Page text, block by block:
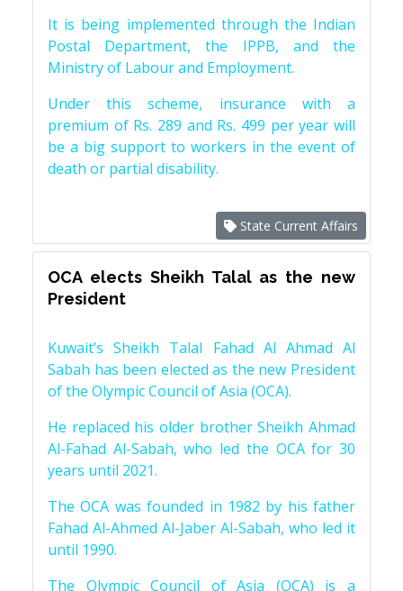
It is being implemented through the Indian
Postal Department, the IPPB, and the
Ministry of Labour and Employment.
Under this scheme, insurance with a
premium of Rs. 289 and Rs. 499 per year will
be a big support to workers in the event of
death or partial disability.
State Current Affairs
OCA elects Sheikh Talal as the new
President
Kuwait’s Sheikh Talal Fahad Al Ahmad Al
Sabah has been elected as the new President
of the Olympic Council of Asia (OCA).
He replaced his older brother Sheikh Ahmad
Al-Fahad Al-Sabah, who led the OCA for 30
years until 2021.
The OCA was founded in 1982 by his father
Fahad Al-Ahmed Al-Jaber Al-Sabah, who led it
until 1990.
The Olympic Council of Asia (OCA) is a